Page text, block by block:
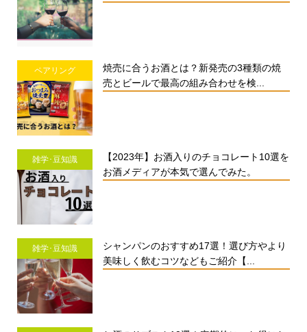
ペアリング
焼売に合うお酒とは？新発売の3種類の焼
売とビールで最高の組み合わせを検...
雑学･豆知識
【2023年】お酒入りのチョコレート10選を
お酒メディアが本気で選んでみた。
雑学･豆知識
シャンパンのおすすめ17選！選び方やより
美味しく飲むコツなどもご紹介【...